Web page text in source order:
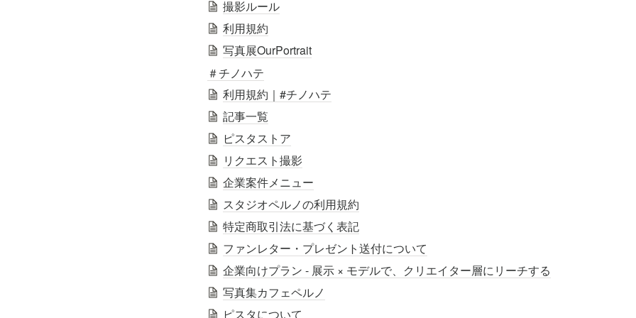
撮影ルール
利用規約
写真展OurPortrait
＃チノハテ
利用規約｜#チノハテ
記事一覧
ピスタストア
リクエスト撮影
企業案件メニュー
スタジオペルノの利用規約
特定商取引法に基づく表記
ファンレター・プレゼント送付について
企業向けプラン - 展示 × モデルで、クリエイター層にリーチする
写真集カフェペルノ
ピスタについて